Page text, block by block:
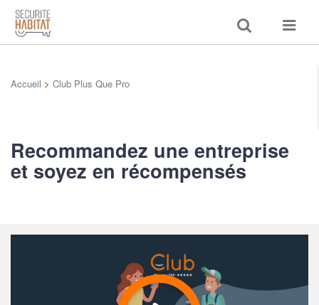
Toggle
search
Toggle
Accueil > Club Plus Que Pro
Recommandez une entreprise
et soyez en récompensés